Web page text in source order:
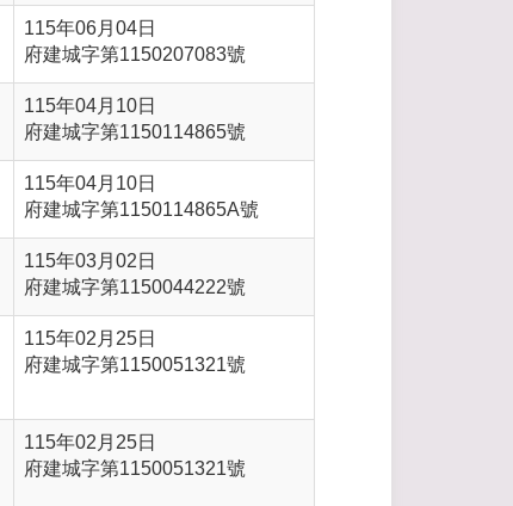
115年06月04日
府建城字第1150207083號
115年04月10日
府建城字第1150114865號
115年04月10日
府建城字第1150114865A號
115年03月02日
府建城字第1150044222號
115年02月25日
府建城字第1150051321號
115年02月25日
府建城字第1150051321號